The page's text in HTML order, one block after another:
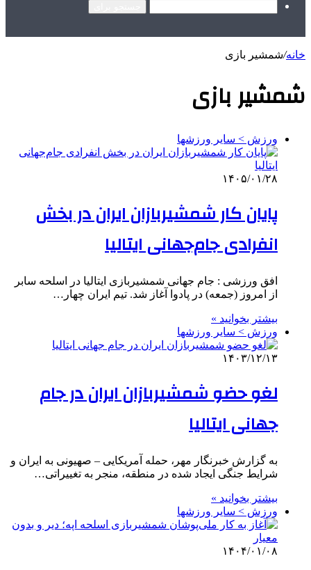
خانه/شمشیر بازی
شمشیر بازی
ورزش > سایر ورزشها
۱۴۰۵/۰۱/۲۸
پایان کار شمشیربازان ایران در بخش
انفرادی جام‌جهانی ایتالیا
افق ورزشی : جام جهانی شمشیربازی ایتالیا در اسلحه سابر
از امروز (جمعه) در پادوا آغاز شد. تیم ایران چهار…
بیشتر بخوانید »
ورزش > سایر ورزشها
۱۴۰۳/۱۲/۱۳
لغو حضو شمشیربازان ایران در جام
جهانی ایتالیا
به گزارش خبرنگار مهر، حمله آمریکایی – صهیونی به ایران و
شرایط جنگی ایجاد شده در منطقه، منجر به تغییراتی…
بیشتر بخوانید »
ورزش > سایر ورزشها
۱۴۰۴/۰۱/۰۸